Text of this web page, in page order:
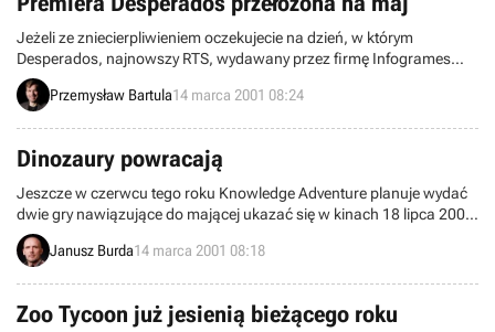
Jeżeli ze zniecierpliwieniem oczekujecie na dzień, w którym
Desperados, najnowszy RTS, wydawany przez firmę Infogrames
ujrzy w końcu światło dzienne, to muszę was bardzo zasmucić.
Mianowicie jego premiera została przełożona na maj tego roku.
Przemysław Bartula14 marca 2001 08:24
Dinozaury powracają
Jeszcze w czerwcu tego roku Knowledge Adventure planuje wydać
dwie gry nawiązujące do mającej ukazać się w kinach 18 lipca 2001
najnowszej, trzeciej z kolei części filmu Jurrasic Park z Universal
Pictures.Janusz Burda14 marca 2001 08:18
Zoo Tycoon już jesienią bieżącego roku